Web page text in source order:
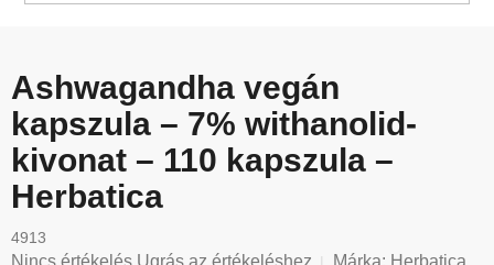
Ashwagandha vegán
kapszula – 7% withanolid-
kivonat – 110 kapszula –
Herbatica
4913
A
Nincs értékelés Ugrás az értékeléshez Márka: Herbatica